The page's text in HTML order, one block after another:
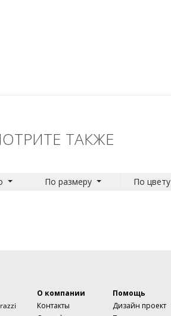
ТАКЖЕ
По размеру По цвету
О компании
Контакты
Помощь
Дизайн проект